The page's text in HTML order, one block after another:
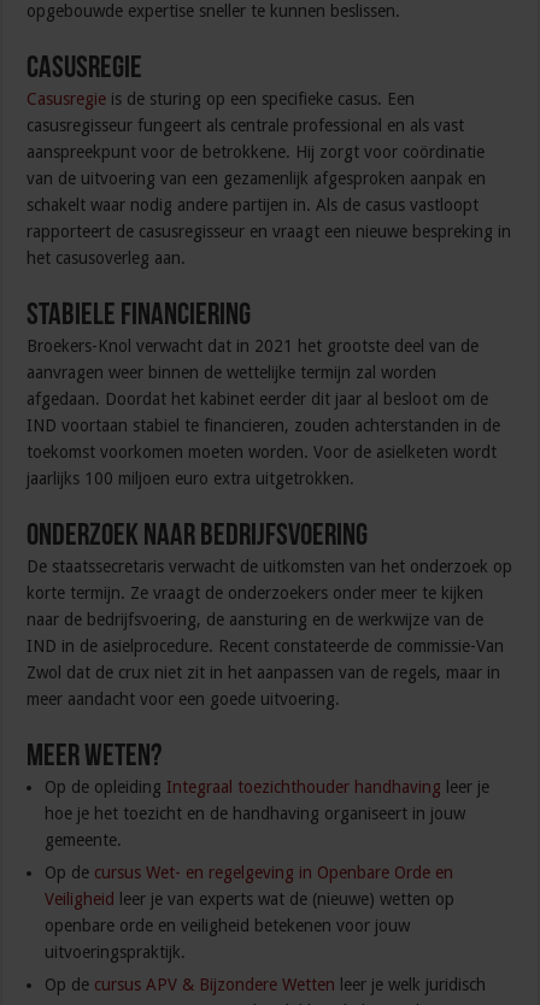
opgebouwde expertise sneller te kunnen beslissen.
Casusregie
Casusregie is de sturing op een specifieke casus. Een
casusregisseur fungeert als centrale professional en als vast
aanspreekpunt voor de betrokkene. Hij zorgt voor coördinatie
van de uitvoering van een gezamenlijk afgesproken aanpak en
schakelt waar nodig andere partijen in. Als de casus vastloopt
rapporteert de casusregisseur en vraagt een nieuwe bespreking in
het casusoverleg aan.
Stabiele financiering
Broekers-Knol verwacht dat in 2021 het grootste deel van de
aanvragen weer binnen de wettelijke termijn zal worden
afgedaan. Doordat het kabinet eerder dit jaar al besloot om de
IND voortaan stabiel te financieren, zouden achterstanden in de
toekomst voorkomen moeten worden. Voor de asielketen wordt
jaarlijks 100 miljoen euro extra uitgetrokken.
Onderzoek naar bedrijfsvoering
De staatssecretaris verwacht de uitkomsten van het onderzoek op
korte termijn. Ze vraagt de onderzoekers onder meer te kijken
naar de bedrijfsvoering, de aansturing en de werkwijze van de
IND in de asielprocedure. Recent constateerde de commissie-Van
Zwol dat de crux niet zit in het aanpassen van de regels, maar in
meer aandacht voor een goede uitvoering.
Meer weten?
Op de opleiding Integraal toezichthouder handhaving leer je
hoe je het toezicht en de handhaving organiseert in jouw
gemeente.
Op de cursus Wet- en regelgeving in Openbare Orde en
Veiligheid
leer je van experts wat de (nieuwe) wetten op
openbare orde en veiligheid betekenen voor jouw
uitvoeringspraktijk.
Op de cursus APV & Bijzondere Wetten leer je welk juridisch